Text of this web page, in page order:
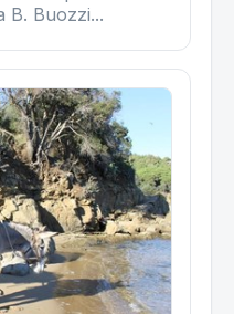
B. Buozzi...